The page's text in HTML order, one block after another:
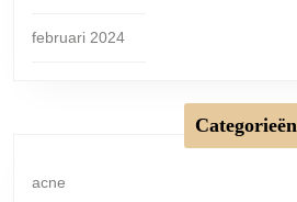
februari 2024
Categorieën
acne